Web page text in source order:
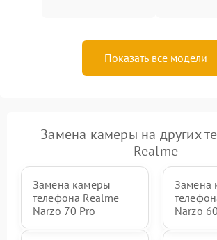
Показать все модели
Замена камеры на других
Realme
Замена камеры
телефона Realme
Narzo 70 Pro
Замена
Narzo